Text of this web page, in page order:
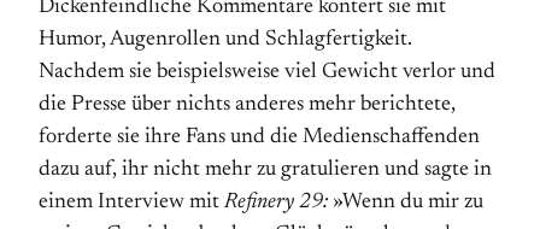
Dickenfeindliche Kommentare kontert sie mit
Humor, Augen­rollen und Schlag­fertigkeit.
Nachdem sie beispielsweise viel Gewicht verlor und
die Presse über nichts anderes mehr berichtete,
forderte sie ihre Fans und die Medien­schaffenden
dazu auf, ihr nicht mehr zu gratulieren und sagte in
einem Interview mit Refinery 29: »Wenn du mir zu